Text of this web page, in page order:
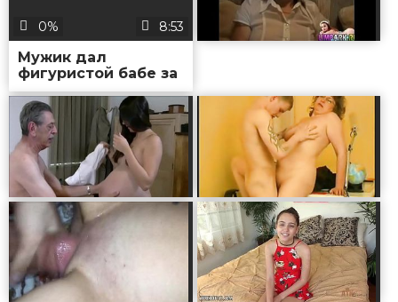
0% 8:53
Мужик дал
фигуристой бабе за
щеку и отымел её
до камшота на
большие титьки